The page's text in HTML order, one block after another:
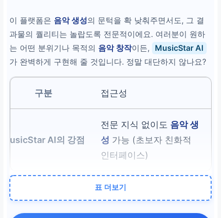
이 플랫폼은 음악 생성의 문턱을 확 낮춰주면서도, 그 결
과물의 퀄리티는 놀랍도록 전문적이에요. 여러분이 원하
는 어떤 분위기나 목적의 음악 창작이든,
MusicStar AI
가 완벽하게 구현해 줄 것입니다. 정말 대단하지 않나요?
접근성
전문 지식 없이도 음악 생
성 가능 (초보자 친화적
인터페이스)
다양성
표 더보기